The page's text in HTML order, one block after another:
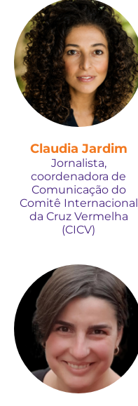
Claudia Jardim
Jornalista,
coordenadora de
Comunicação do
Comitê Internacional
da Cruz Vermelha
(CICV)